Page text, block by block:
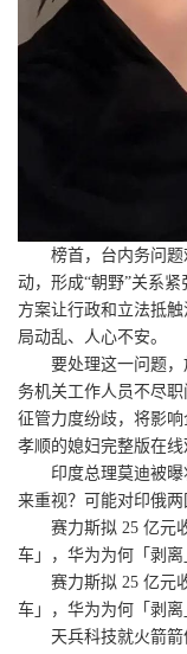
榜首，台内务问题
动，形成“朝野”关系
方案让行政和立法抵
局动乱、人心不安。
要处理这一问题，
务机关工作人员不尽
征管力度纷歧，将影响
孝顺的媳妇完整版在线
印度总理莫迪被曝
来重视？可能对印俄两
赛力斯拟 25 亿元收
车」，华为为何「剥离
赛力斯拟 25 亿元收
车」，华为为何「剥离
天兵科技就火箭箭